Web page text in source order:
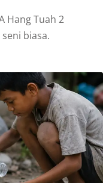
Hang Tuah 2
biasa.